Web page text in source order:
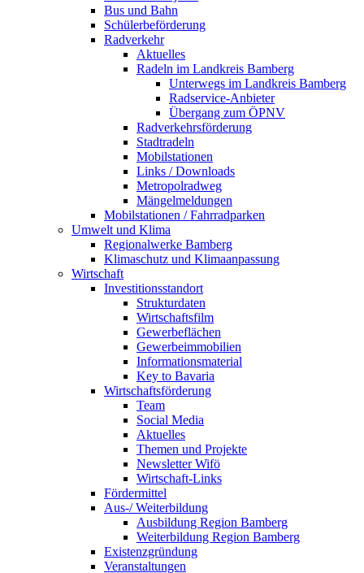
Bus und Bahn
Schülerbeförderung
Radverkehr
Aktuelles
Radeln im Landkreis Bamberg
Unterwegs im Landkreis Bamberg
Radservice-Anbieter
Übergang zum ÖPNV
Radverkehrsförderung
Stadtradeln
Mobilstationen
Links / Downloads
Metropolradweg
Mängelmeldungen
Mobilstationen / Fahrradparken
Umwelt und Klima
Regionalwerke Bamberg
Klimaschutz und Klimaanpassung
Wirtschaft
Investitionsstandort
Strukturdaten
Wirtschaftsfilm
Gewerbeflächen
Gewerbeimmobilien
Informationsmaterial
Key to Bavaria
Wirtschaftsförderung
Team
Social Media
Aktuelles
Themen und Projekte
Newsletter Wifö
Wirtschaft-Links
Fördermittel
Aus-/ Weiterbildung
Ausbildung Region Bamberg
Weiterbildung Region Bamberg
Existenzgründung
Veranstaltungen